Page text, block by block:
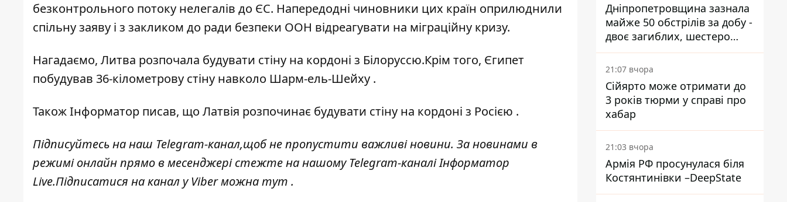
безконтрольного потоку нелегалів до ЄС. Напередодні чиновники цих країн оприлюднили
спільну заяву і з закликом до ради безпеки ООН відреагувати на міграційну кризу.
Нагадаємо, Литва розпочала будувати стіну на кордоні з Білоруссю.Крім того, Єгипет
побудував 36-кілометрову стіну навколо Шарм-ель-Шейху .
ТакожІнформатор писав, що Латвія розпочинає будувати стіну на кордоні з Росією .
Підписуйтесь на наш Telegram-канал,щоб не пропустити важливі новини. За новинами в
режимі онлайн прямо в месенджері стежте на нашому Telegram-каналіІнформатор
Live.Підписатися на канал у Viber можнатут .
Дніпропетровщина зазнала
майже 50 обстрілів за добу -
двоє загиблих, шестеро
постраждалих
21:07 вчора
Сійярто може отримати до
3 років тюрми у справі про
хабар
21:03 вчора
Армія РФ просунулася біля
Костянтинівки –DeepState